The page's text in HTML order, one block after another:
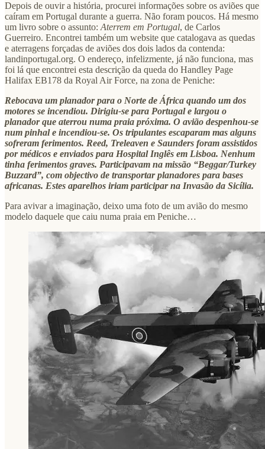
Depois de ouvir a história, procurei informações sobre os aviões que
caíram em Portugal durante a guerra. Não foram poucos. Há mesmo
um livro sobre o assunto:Aterrem em Portugal, de Carlos
Guerreiro. Encontrei também um website que catalogava as quedas
e aterragens forçadas de aviões dos dois lados da contenda:
landinportugal.org. O endereço, infelizmente, já não funciona, mas
foi lá que encontrei esta descrição da queda do Handley Page
Halifax EB178 da Royal Air Force, na zona de Peniche:
Rebocava um planador para o Norte de África quando um dos
motores se incendiou. Dirigiu-se para Portugal e largou o
planador que aterrou numa praia próxima. O avião despenhou-se
num pinhal e incendiou-se. Os tripulantes escaparam mas alguns
sofreram ferimentos. Reed, Treleaven e Saunders foram assistidos
por médicos e enviados para Hospital Inglês em Lisboa. Nenhum
tinha ferimentos graves. Participavam na missão “Beggar/Turkey
Buzzard”, com objectivo de transportar planadores para bases
africanas. Estes aparelhos iriam participar na Invasão da Sicília.
Para avivar a imaginação, deixo uma foto de um avião do mesmo
modelo daquele que caiu numa praia em Peniche…